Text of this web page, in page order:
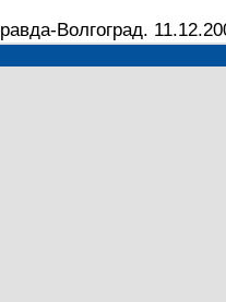
Волгоград.